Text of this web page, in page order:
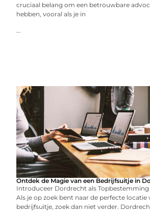
cruciaal belang om een betrouwbare
hebben, vooral als je in
...
Ontdek de Magie van een Bedrijfsuitje in
Introduceer Dordrecht als
Als je op zoek bent naar de perfecte locatie
bedrijfsuitje, zoek dan niet verder.